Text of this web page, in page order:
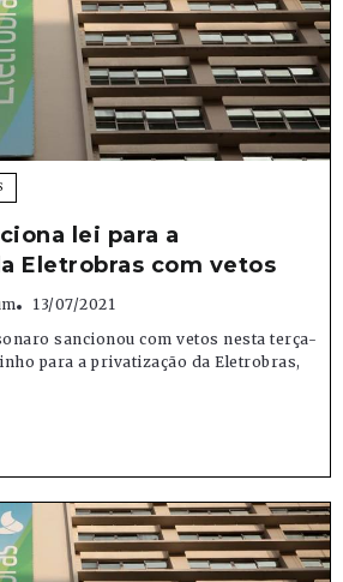
lei para a
Eletrobras com vetos
13/07/2021
sancionou com vetos nesta terça-
para a privatização da Eletrobras,